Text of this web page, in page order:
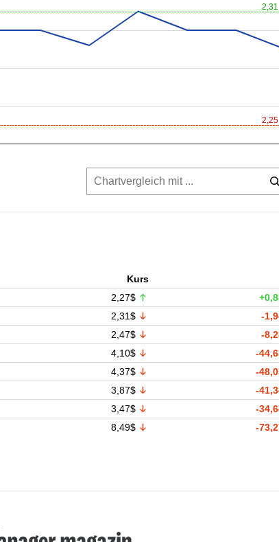
2,31
2,25
Kurs
2,27$
2,31$
-
2,47$
-
4,10$
-
4,37$
-
3,87$
-
3,47$
-
8,49$ -